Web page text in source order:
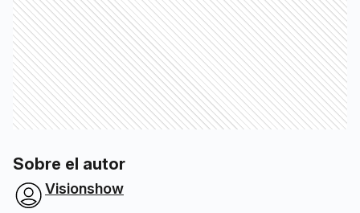
Sobre el autor
Visionshow